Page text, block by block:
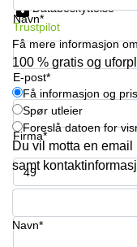
Drammen
Leie
kontor
Bærum
Coworking
Bærum
Leie
kontor
Eidsvoll
Lars
Hilles
gate 30
Bergen
Kasperveien
1 Våler
Meierigata
14
Elverum
2 Eidsvoll
Navn*
E-post*
Firma*
Telefonnummer*
Databeskyttelse
Trustpilot
Få mere informasjon
100 % gratis og
Få informasjon og
Spør utleier
Foreslå datoen for
Du vil motta en
samt
Navn*